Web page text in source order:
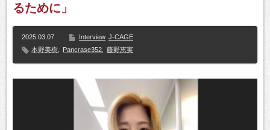
るために」
2025.03.07 Interview J-CAGE
本野美樹
Pancrase352 藤野恵実